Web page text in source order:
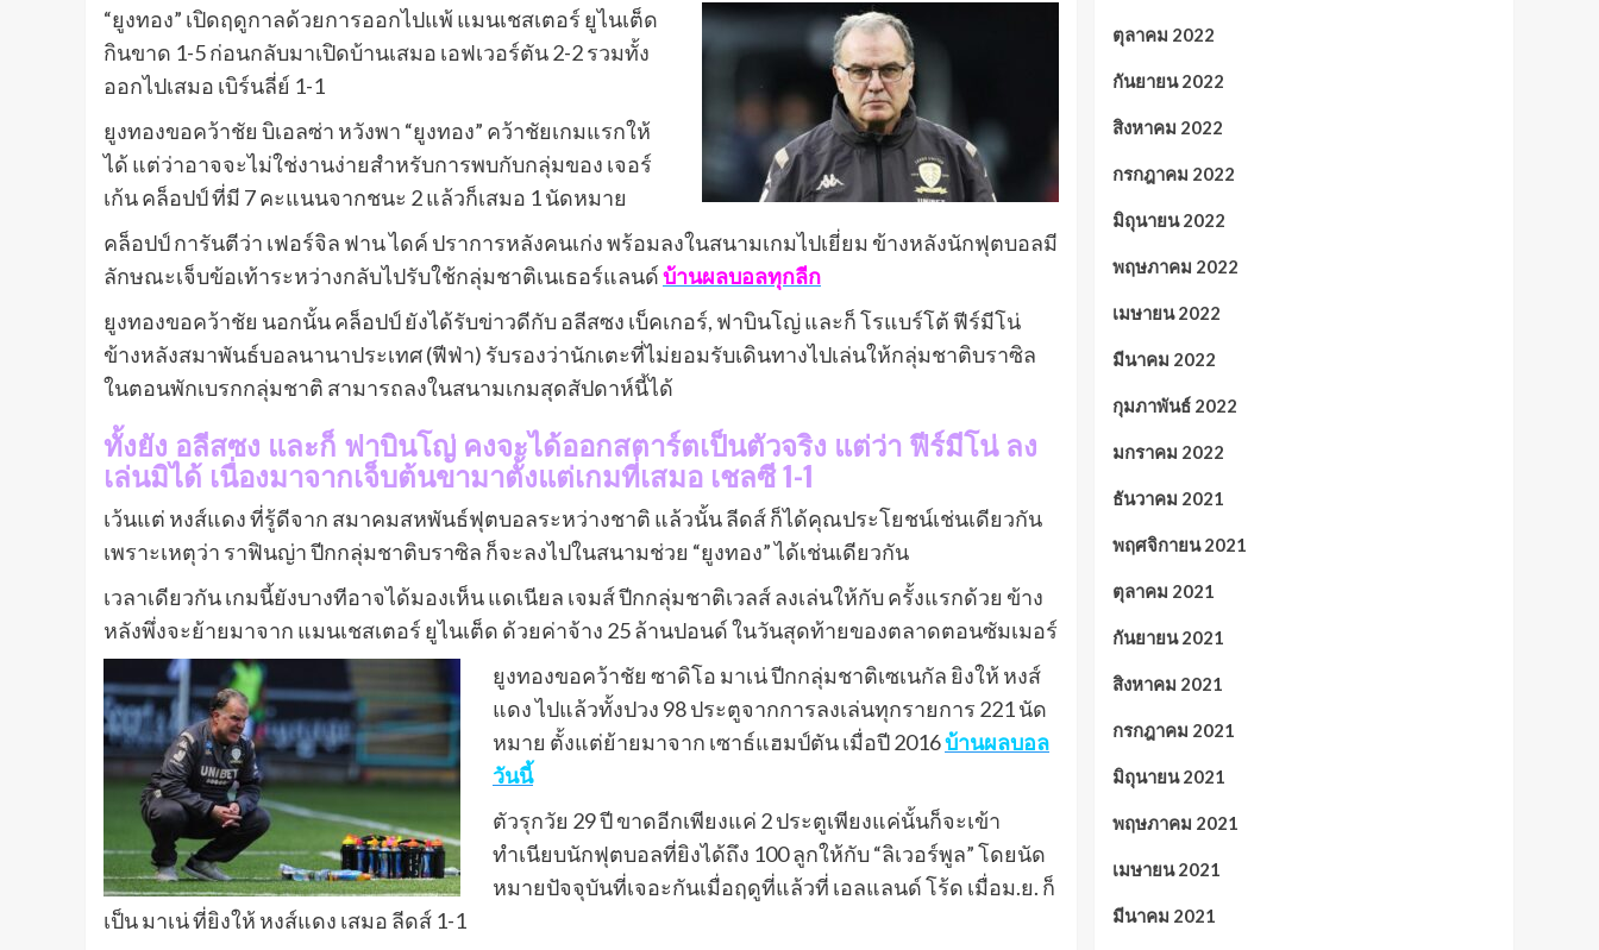
“ยูงทอง” เปิดฤดูกาลด้วยการออกไปแพ้ แมนเชสเตอร์ ยูไนเต็ด
กินขาด 1-5 ก่อนกลับมาเปิดบ้านเสมอ เอฟเวอร์ตัน 2-2 รวมทั้ง
ออกไปเสมอ เบิร์นลี่ย์ 1-1
ยูงทองขอคว้าชัย บิเอลซ่า หวังพา “ยูงทอง” คว้าชัยเกมแรกให้
ได้ แต่ว่าอาจจะไม่ใช่งานง่ายสำหรับการพบกับกลุ่มของ เจอร์
เก้น คล็อปป์ ที่มี 7 คะแนนจากชนะ 2 แล้วก็เสมอ 1 นัดหมาย
คล็อปป์ การันตีว่า เฟอร์จิล ฟาน ไดค์ ปราการหลังคนเก่ง พร้อมลงในสนามเกมไปเยี่ยม ข้างหลังนักฟุตบอลมี
ลักษณะเจ็บข้อเท้าระหว่างกลับไปรับใช้กลุ่มชาติเนเธอร์แลนด์บ้านผลบอลทุกลีก
ยูงทองขอคว้าชัย นอกนั้น คล็อปป์ ยังได้รับข่าวดีกับ อลีสซง เบ็คเกอร์, ฟาบินโญ่ และก็ โรแบร์โต้ ฟีร์มีโน่
ข้างหลังสมาพันธ์บอลนานาประเทศ (ฟีฟ่า) รับรองว่านักเตะที่ไม่ยอมรับเดินทางไปเล่นให้กลุ่มชาติบราซิล
ในตอนพักเบรกกลุ่มชาติ สามารถลงในสนามเกมสุดสัปดาห์นี้ได้
ทั้งยัง อลีสซง และก็ ฟาบินโญ่ คงจะได้ออกสตาร์ตเป็นตัวจริง แต่ว่า ฟีร์มีโน่ ลง
เล่นมิได้ เนื่องมาจากเจ็บต้นขามาตั้งแต่เกมที่เสมอ เชลซี 1-1
เว้นแต่ หงส์แดง ที่รู้ดีจาก สมาคมสหพันธ์ฟุตบอลระหว่างชาติ แล้วนั้น ลีดส์ ก็ได้คุณประโยชน์เช่นเดียวกัน
เพราะเหตุว่า ราฟินญ่า ปีกกลุ่มชาติบราซิล ก็จะลงไปในสนามช่วย “ยูงทอง” ได้เช่นเดียวกัน
เวลาเดียวกัน เกมนี้ยังบางทีอาจได้มองเห็น แดเนียล เจมส์ ปีกกลุ่มชาติเวลส์ ลงเล่นให้กับ ครั้งแรกด้วย ข้าง
หลังพึ่งจะย้ายมาจาก แมนเชสเตอร์ ยูไนเต็ด ด้วยค่าจ้าง 25 ล้านปอนด์ ในวันสุดท้ายของตลาดตอนซัมเมอร์
ยูงทองขอคว้าชัย ซาดิโอ มาเน่ ปีกกลุ่มชาติเซเนกัล ยิงให้ หงส์
แดง ไปแล้วทั้งปวง 98 ประตูจากการลงเล่นทุกรายการ 221 นัด
หมาย ตั้งแต่ย้ายมาจาก เซาธ์แฮมป์ตัน เมื่อปี 2016บ้านผลบอล
วันนี้
ตัวรุกวัย 29 ปี ขาดอีกเพียงแค่ 2 ประตูเพียงแค่นั้นก็จะเข้า
ทำเนียบนักฟุตบอลที่ยิงได้ถึง 100 ลูกให้กับ “ลิเวอร์พูล” โดยนัด
หมายปัจจุบันที่เจอะกันเมื่อฤดูที่แล้วที่ เอลแลนด์ โร้ด เมื่อม.ย. ก็
เป็น มาเน่ ที่ยิงให้ หงส์แดง เสมอ ลีดส์ 1-1
ตุลาคม 2022
กันยายน 2022
สิงหาคม 2022
กรกฎาคม 2022
มิถุนายน 2022
พฤษภาคม 2022
เมษายน 2022
มีนาคม 2022
กุมภาพันธ์ 2022
มกราคม 2022
ธันวาคม 2021
พฤศจิกายน 2021
ตุลาคม 2021
กันยายน 2021
สิงหาคม 2021
กรกฎาคม 2021
มิถุนายน 2021
พฤษภาคม 2021
เมษายน 2021
มีนาคม 2021